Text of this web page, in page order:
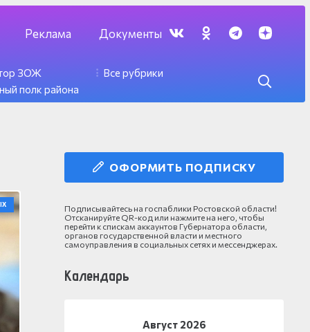
Реклама Документы
ЗОЖ
полк района
Все рубрики
ОФОРМИТЬ ПОДПИСКУ
Подписывайтесь на госпаблики Ростовской области!
Отсканируйте QR-код или нажмите на него, чтобы
перейти к спискам аккаунтов Губернатора области,
органов государственной власти и местного
самоуправления в социальных сетях и мессенджерах.
Календарь
Август 2026